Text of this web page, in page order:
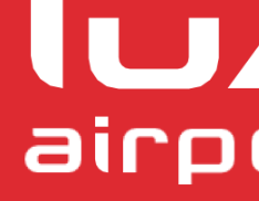
Parken &